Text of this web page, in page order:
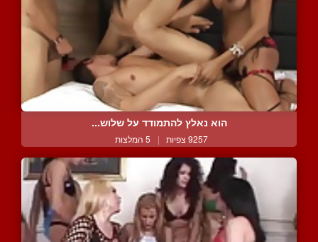
הוא נאלץ להתמודד על שלוש...
9257 צפיות | 5 המלצות